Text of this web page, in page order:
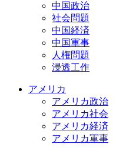
中国政治
社会問題
中国経済
中国軍事
人権問題
浸透工作
アメリカ
アメリカ政治
アメリカ社会
アメリカ経済
アメリカ軍事